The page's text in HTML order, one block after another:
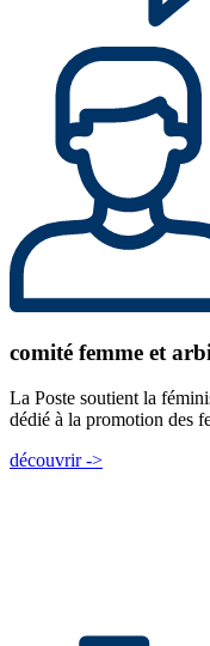
comité femme et
La Poste soutient la
dédié à la promotion des
découvrir ->